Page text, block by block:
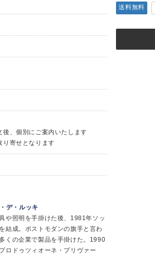
、個別にご案内いたします
寄せとなります
デ・ルッキ
や照明を手掛けた後、1981年ソッ
結成。ポストモダンの旗手と言わ
くの企業で製品を手掛けた。1990
ロドゥツィオーネ・プリヴァー
送料無料